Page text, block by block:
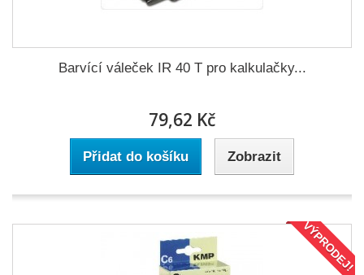
Barvící váleček IR 40 T pro kalkulačky...
79,62 Kč
Přidat do košíku Zobrazit
VÝPRODEJ!